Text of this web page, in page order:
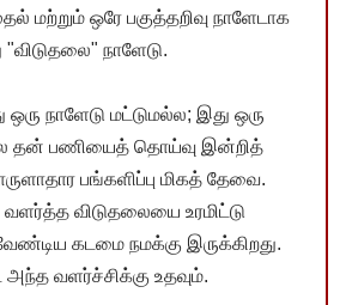
மற்றும் ஒரே பகுத்தறிவு நாளேடாக
"விடுதலை" நாளேடு.
நாளேடு மட்டுமல்ல; இது ஒரு
தன் பணியைத் தொய்வு இன்றித்
பங்களிப்பு மிகத் தேவை.
விடுதலையை உரமிட்டு
கடமை நமக்கு இருக்கிறது.
வளர்ச்சிக்கு உதவும்.